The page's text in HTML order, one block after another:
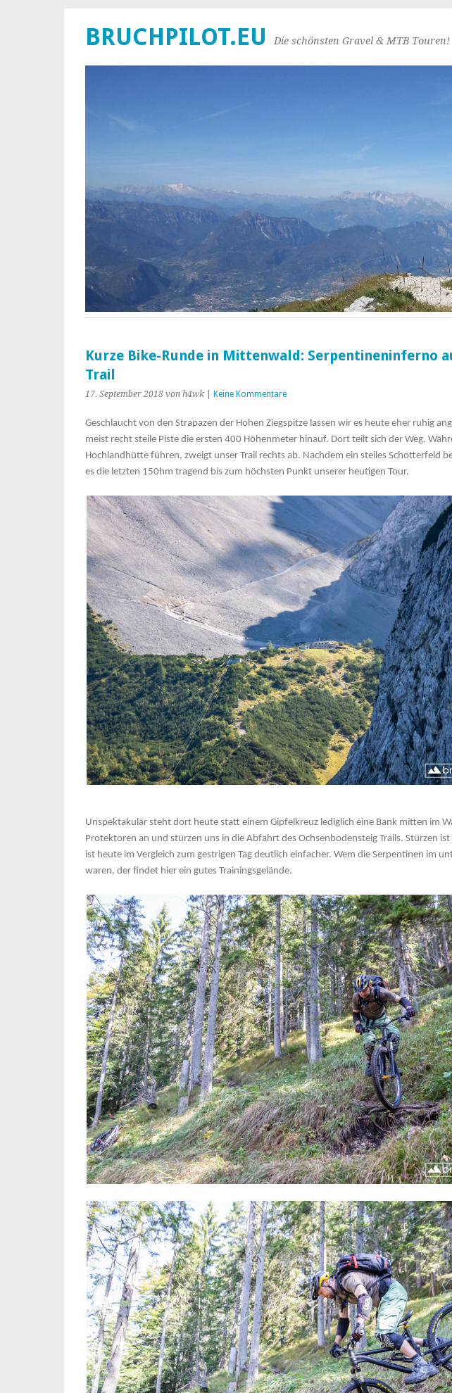
BRUCHPILOT.EU Die schönsten Gravel & MTB Touren!
Kurze Bike-Runde in Mittenwald: Serpentineninferno
Trail
17. September 2018 von h4wk Keine Kommentare
Geschlaucht von den Strapazen der Hohen Ziegspitze lassen wir es heute eher ruhig
meist recht steile Piste die ersten 400 Höhenmeter hinauf. Dort teilt sich der Weg.
Hochlandhütte führen, zweigt unser Trail rechts ab. Nachdem ein steiles Schotterfeld
es die letzten 150hm tragend bis zum höchsten Punkt unserer heutigen Tour.
Unspektakulär steht dort heute statt einem Gipfelkreuz lediglich eine Bank mitten im
Protektoren an und stürzen uns in die Abfahrt des Ochsenbodensteig Trails. Stürzen
ist heute im Vergleich zum gestrigen Tag deutlich einfacher. Wem die Serpentinen im
waren, der findet hier ein gutes Trainingsgelände.